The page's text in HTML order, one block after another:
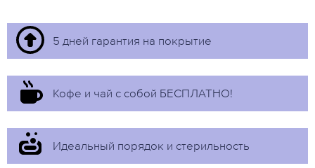
5 дней гарантия на покрытие
Кофе и чай с собой БЕСПЛАТНО!
Идеальный порядок и стерильность